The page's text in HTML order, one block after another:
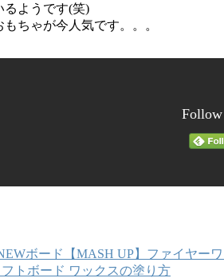
るようです(笑)
ちゃが今人気です。。。
Follow
ボード【MASH UP】ファイヤー
トボード ワックスの塗り方